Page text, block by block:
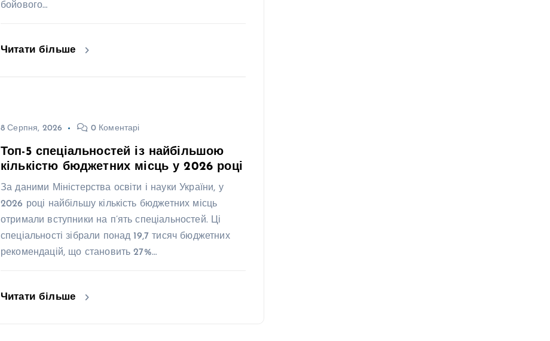
бойового…
Читати більше
8 Серпня, 2026 0 Коментарі
Топ-5 спеціальностей із найбільшою
кількістю бюджетних місць у 2026 році
За даними Міністерства освіти і науки України, у
2026 році найбільшу кількість бюджетних місць
отримали вступники на п’ять спеціальностей. Ці
спеціальності зібрали понад 19,7 тисяч бюджетних
рекомендацій, що становить 27%…
Читати більше